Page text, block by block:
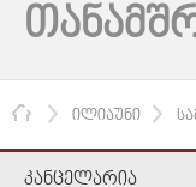
ᲘᲚᲘᲐᲣᲜᲘ
ᲙᲐᲜᲪᲔᲚᲐᲠᲘᲐ